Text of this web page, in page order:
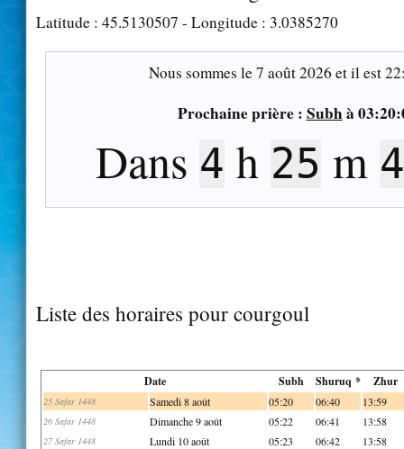
Latitude : 45.5130507 - Longitude : 3.0385270
Nous sommes le7 août 2026 et il est
Prochaine prière : Subhà
Dans 4 h 25 m
Liste des horaires pour courgoul
Date Subh Shuruq * Zhur
25 Safar 1448 Samedi 8 août 05:20 06:40 13:59
26 Safar 1448 Dimanche 9 août 05:22 06:41 13:58
27 Safar 1448 Lundi 10 août 05:23 06:42 13:58